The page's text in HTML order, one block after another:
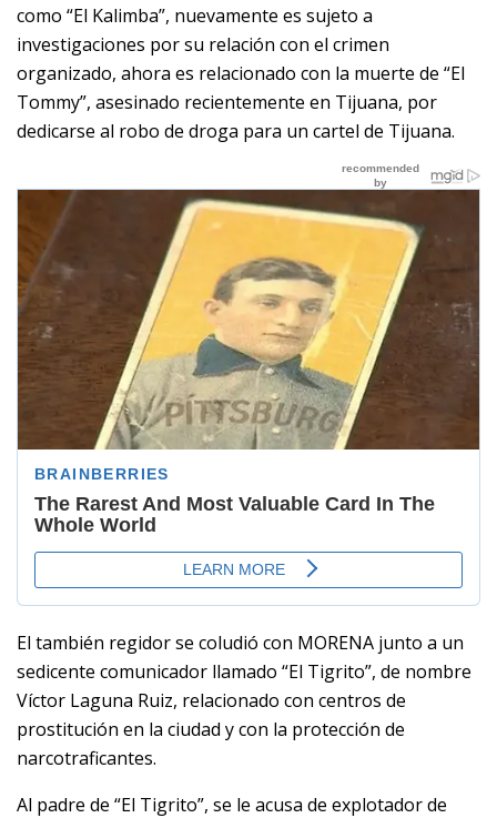
como “El Kalimba”, nuevamente es sujeto a
investigaciones por su relación con el crimen
organizado, ahora es relacionado con la muerte de “El
Tommy”, asesinado recientemente en Tijuana, por
dedicarse al robo de droga para un cartel de Tijuana.
El también regidor se coludió con MORENA junto a un
sedicente comunicador llamado “El Tigrito”, de nombre
Víctor Laguna Ruiz, relacionado con centros de
prostitución en la ciudad y con la protección de
narcotraficantes.
Al padre de “El Tigrito”, se le acusa de explotador de